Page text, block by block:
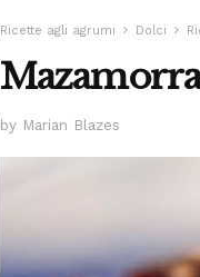
Ricette agli agrumi Dolci
by Marian Blazes